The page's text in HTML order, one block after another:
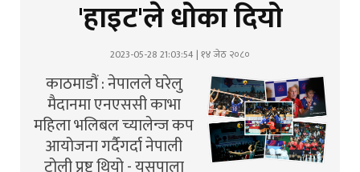
'हाइट'ले धोका दियो
2023-05-28 21:03:54 | १४ जेठ २०८०
काठमाडौं : नेपालले घरेलु
मैदानमा एनएससी काभा
महिला भलिबल च्यालेन्ज कप
आयोजना गर्दैगर्दा नेपाली